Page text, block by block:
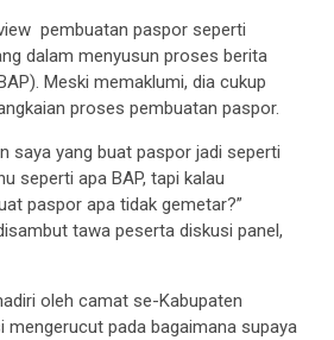
pembuatan paspor seperti
dalam menyusun proses berita
Meski memaklumi, dia cukup
proses pembuatan paspor.
saya yang buat paspor jadi seperti
seperti apa BAP, tapi kalau
paspor apa tidak gemetar?”
tawa peserta diskusi panel,
oleh camat se-Kabupaten
mengerucut pada bagaimana supaya